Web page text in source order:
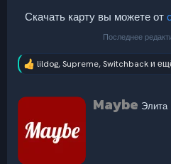
Скачать карту вы можете от
Последнее
Р
и
и
lildog,Supreme,Switchbackи
А
вMaybe Элита